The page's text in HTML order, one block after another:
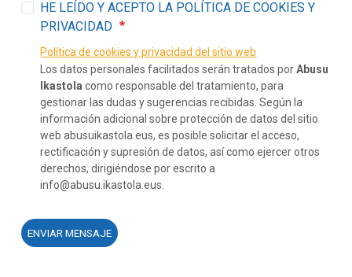
HE LEÍDO Y ACEPTO LA POLÍTICA DE COOKIES Y
PRIVACIDAD
Política de cookies y privacidad del sitio web
Los datos personales facilitados serán tratados porAbusu
Ikastola como responsable del tratamiento, para
gestionar las dudas y sugerencias recibidas. Según la
información adicional sobre protección de datos del sitio
web abusuikastola.eus, es posible solicitar el acceso,
rectificación y supresión de datos, así como ejercer otros
derechos, dirigiéndose por escrito a
info@abusu.ikastola.eus.
ENVIAR MENSAJE